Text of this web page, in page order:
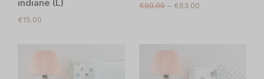
indiane (L)
€15.00
€90.00 – €63.00